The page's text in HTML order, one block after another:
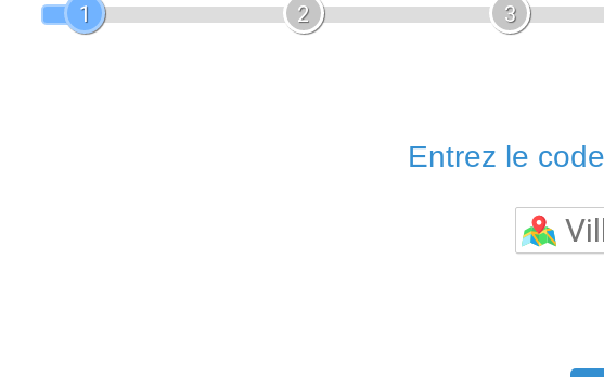
1 2 3
Entrez le